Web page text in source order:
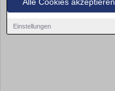
Einstellungen